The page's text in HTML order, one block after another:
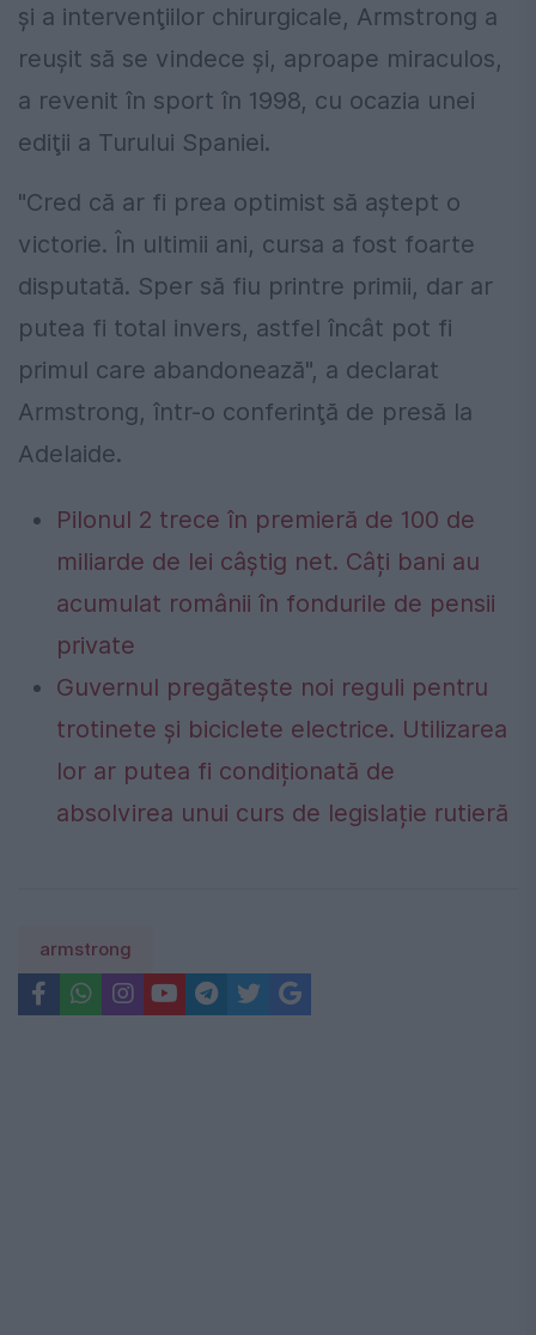
şi a intervenţiilor chirurgicale, Armstrong a
reuşit să se vindece şi, aproape miraculos,
a revenit în sport în 1998, cu ocazia unei
ediţii a Turului Spaniei.
"Cred că ar fi prea optimist să aştept o
victorie. În ultimii ani, cursa a fost foarte
disputată. Sper să fiu printre primii, dar ar
putea fi total invers, astfel încât pot fi
primul care abandonează", a declarat
Armstrong, într-o conferinţă de presă la
Adelaide.
Pilonul 2 trece în premieră de 100 de
miliarde de lei câștig net. Câți bani au
acumulat românii în fondurile de pensii
private
Guvernul pregătește noi reguli pentru
trotinete și biciclete electrice. Utilizarea
lor ar putea fi condiționată de
absolvirea unui curs de legislație rutieră
armstrong